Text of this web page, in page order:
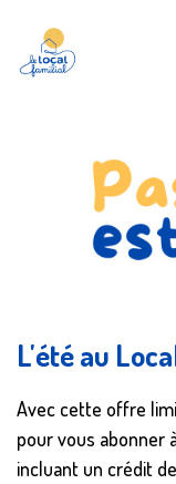
L'été au
Avec cette offre
pour vous abonner
incluant un crédit